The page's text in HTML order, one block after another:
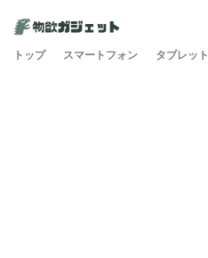
トップ スマートフォン タブレット